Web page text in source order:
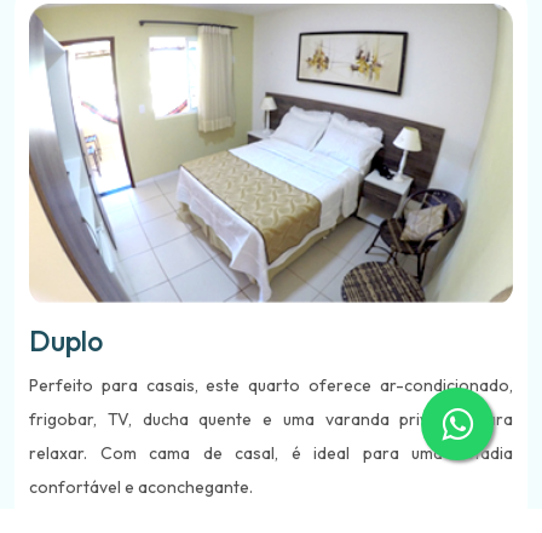
Duplo
Perfeito para casais, este quarto oferece ar-condicionado,
frigobar, TV, ducha quente e uma varanda privativa para
relaxar. Com cama de casal, é ideal para uma estadia
confortável e aconchegante.